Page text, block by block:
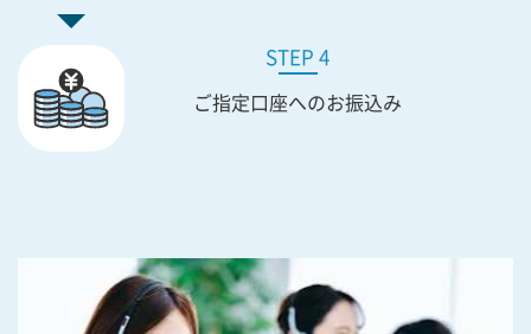
STEP 4
ご指定口座へのお振込み